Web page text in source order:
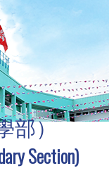
部）
Section)